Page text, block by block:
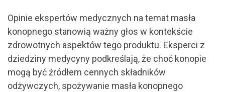
Opinie ekspertów medycznych na temat masła
konopnego stanowią ważny głos w kontekście
zdrowotnych aspektów tego produktu. Eksperci z
dziedziny medycyny podkreślają, że choć konopie
mogą być źródłem cennych składników
odżywczych, spożywanie masła konopnego